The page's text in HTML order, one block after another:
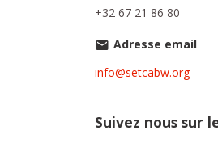
+32 67 21 86 80
Adresse email
info@setcabw.org
Suivez nous sur